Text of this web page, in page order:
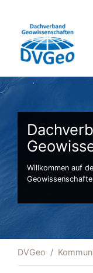
Willkommen auf
DVGeo